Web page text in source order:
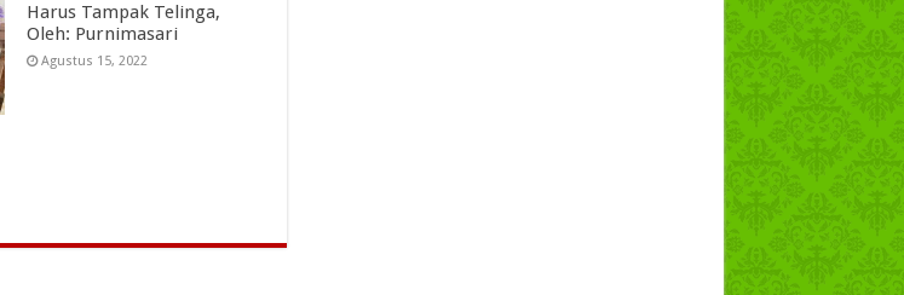
Harus Tampak Telinga,
Oleh: Purnimasari
Agustus 15, 2022